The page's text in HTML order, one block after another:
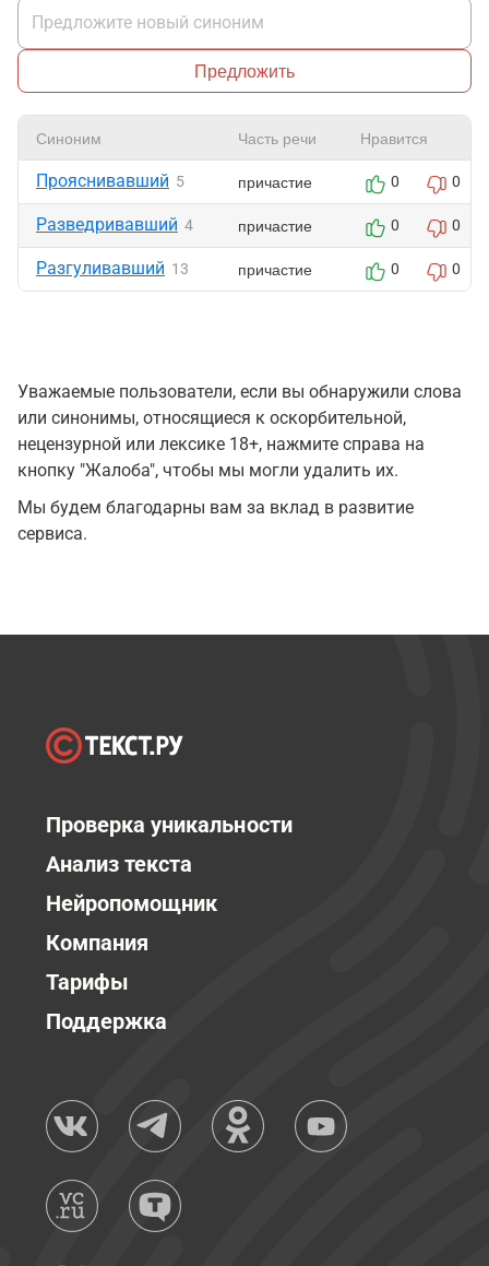
Предложить
Синоним Часть речи Нравится
Прояснивавший 5 причастие 0 0
Разведривавший 4 причастие 0 0
Разгуливавший 13 причастие 0 0
Уважаемые пользователи, если вы обнаружили слова
или синонимы, относящиеся к оскорбительной,
нецензурной или лексике 18+, нажмите справа на
кнопку "Жалоба", чтобы мы могли удалить их.
Мы будем благодарны вам за вклад в развитие
сервиса.
Проверка уникальности
Анализ текста
Нейропомощник
Компания
Тарифы
Поддержка